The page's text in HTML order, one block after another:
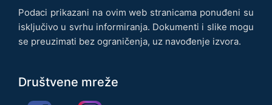
Podaci prikazani na ovim web stranicama ponuđeni su
isključivo u svrhu informiranja. Dokumenti i slike mogu
se preuzimati bez ograničenja, uz navođenje izvora.
Društvene mreže